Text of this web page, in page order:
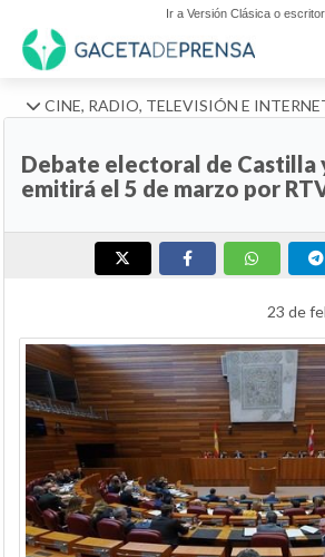
Ir a Versión Clásica o
CINE, RADIO, TELEVISIÓN E
Debate electoral de Castilla
emitirá el 5 de marzo por
23 de